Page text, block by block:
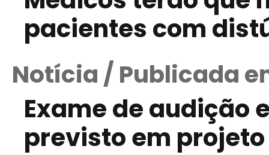
pacientes com
Notícia / Publicada
Exame de audição
previsto em